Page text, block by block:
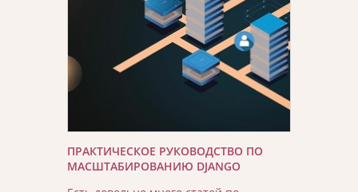
ПРАКТИЧЕСКОЕ РУКОВОДСТВО ПО
МАСШТАБИРОВАНИЮ DJANGO